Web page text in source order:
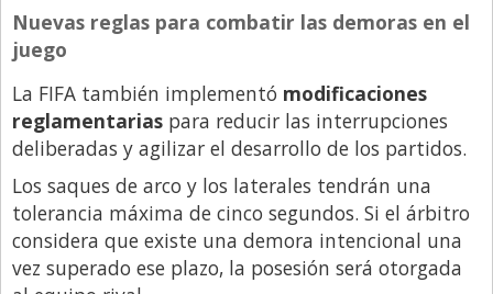
Nuevas reglas para combatir las demoras en el
juego
La FIFA también implementó modificaciones
reglamentarias para reducir las interrupciones
deliberadas y agilizar el desarrollo de los partidos.
Los saques de arco y los laterales tendrán una
tolerancia máxima de cinco segundos. Si el árbitro
considera que existe una demora intencional una
vez superado ese plazo, la posesión será otorgada